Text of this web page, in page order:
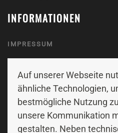
INFORMATIONEN
IMPRESSUM
FOLGE UNS
Auf unserer Webseite
ähnliche Technologien,
bestmögliche Nutzung
unsere Kommunikation
gestalten. Neben